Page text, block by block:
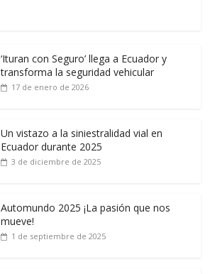
‘Ituran con Seguro’ llega a Ecuador y
transforma la seguridad vehicular
17 de enero de 2026
Un vistazo a la siniestralidad vial en
Ecuador durante 2025
3 de diciembre de 2025
Automundo 2025 ¡La pasión que nos
mueve!
1 de septiembre de 2025